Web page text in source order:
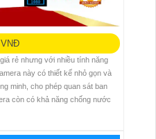
rẻ nhưng với nhiều tính năng
này có thiết kế nhỏ gọn và
minh, cho phép quan sát ban
còn có khả năng chống nước